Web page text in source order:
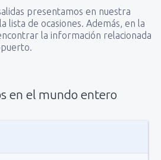
presentamos en nuestra
lista de ocasiones. Además, en la
la información relacionada
en el mundo entero